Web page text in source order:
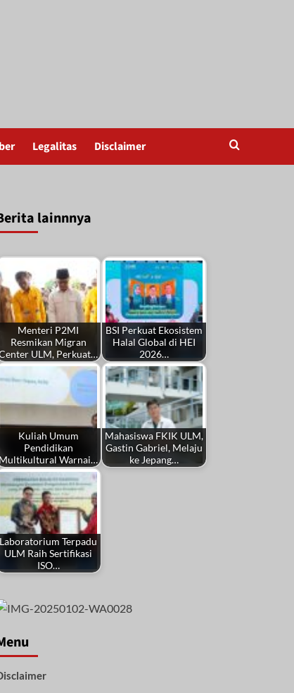
Legalitas Disclaimer
lainnnya
Menteri P2MI
Resmikan Migran
ULM, Perkuat…
BSI Perkuat Ekosistem
Halal Global di HEI
2026…
Kuliah Umum
Pendidikan
Multikultural Warnai…
Mahasiswa FKIK ULM,
Gastin Gabriel, Melaju
ke Jepang…
Laboratorium Terpadu
ULM Raih Sertifikasi
ISO…